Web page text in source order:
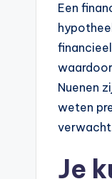
Een
Nuenen
weten
Je